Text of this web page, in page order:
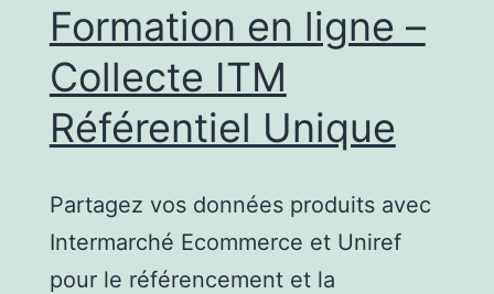
Formation en ligne –
Collecte ITM
Référentiel Unique
Partagez vos données produits avec
Intermarché Ecommerce et Uniref
pour le référencement et la